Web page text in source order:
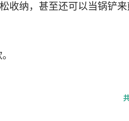
收纳，甚至还可以当锅铲来